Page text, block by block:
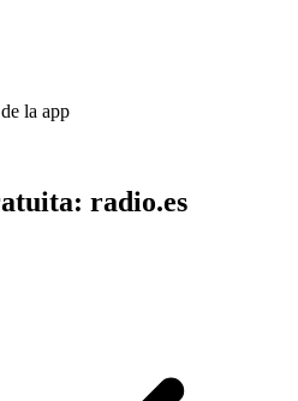
la app
radio.es